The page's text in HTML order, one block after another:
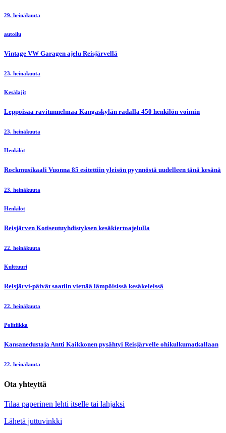
29. heinäkuuta
autoilu
Vintage VW Garagen ajelu Reisjärvellä
23. heinäkuuta
Kesälajit
Leppoisaa ravitunnelmaa Kangaskylän radalla 450 henkilön voimin
23. heinäkuuta
Henkilöt
Rockmusikaali Vuonna 85 esitettiin yleisön pyynnöstä uudelleen tänä kesänä
23. heinäkuuta
Henkilöt
Reisjärven Kotiseutuyhdistyksen kesäkiertoajelulla
22. heinäkuuta
Kulttuuri
Reisjärvi-päivät saatiin viettää lämpöisissä kesäkeleissä
22. heinäkuuta
Politiikka
Kansanedustaja Antti Kaikkonen pysähtyi Reisjärvelle ohikulkumatkallaan
22. heinäkuuta
Ota yhteyttä
Tilaa paperinen lehti itselle tai lahjaksi
Lähetä juttuvinkki